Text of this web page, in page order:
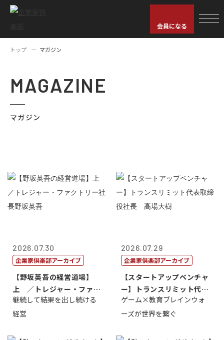
会員になる
トップ マガジン
MAGAZINE
マガジン
2026.07.30
企業家倶楽部アーカイブ
【野坂英吾の経営道場】
上 ／トレジャー・ファク
トリー社長野坂...
継続して結果を出し続ける
経営
2026.07.29
企業家倶楽部アーカイブ
【スタートアップベンチャ
ー】トランスリミット代表
取締役社長 ...
ゲーム×教育ブレインウォ
ーズが世界を繋ぐ